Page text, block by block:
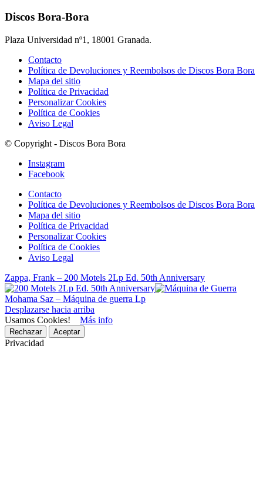
Discos Bora-Bora
Plaza Universidad nº1, 18001 Granada.
Contacto
Política de Devoluciones y Reembolsos de Discos Bora Bora
Mapa del sitio
Política de Privacidad
Personalizar Cookies
Política de Cookies
Aviso Legal
© Copyright - Discos Bora Bora
Instagram
Facebook
Contacto
Política de Devoluciones y Reembolsos de Discos Bora Bora
Mapa del sitio
Política de Privacidad
Personalizar Cookies
Política de Cookies
Aviso Legal
Zappa, Frank – 200 Motels 2Lp Ed. 50th Anniversary
Mohama Saz – Máquina de guerra Lp
Desplazarse hacia arriba
Usamos Cookies! Más info
Rechazar Aceptar
Privacidad